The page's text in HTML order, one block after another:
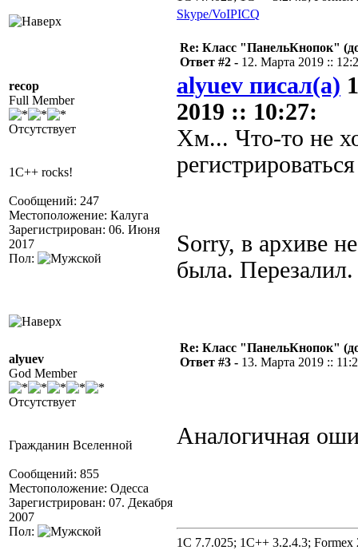
Skype/VoIPICQ
recop
Full Member
Отсутствует
1C++ rocks!
Сообщений: 247
Местоположение: Калуга
Зарегистрирован: 06. Июня
2017
Пол:
Re: Класс "ПанельКнопок"
Ответ #2 - 12. Марта 2019 ::
alyuev писал(а)
2019 :: 10:27:
Хм... Что-то не
Sorry, в архиве
была. Перезалил.
alyuev
God Member
Отсутствует
Гражданин Вселенной
Сообщений: 855
Местоположение: Одесса
Зарегистрирован: 07. Декабря
2007
Пол:
Re: Класс "ПанельКнопок"
Ответ #3 - 13. Марта 2019 ::
Аналогичная
1C 7.7.025; 1C++ 3.2.4.3; Formex